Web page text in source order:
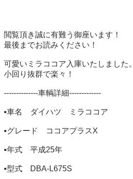
閲覧頂き誠に有難う御座います！
最後までお読みください！
可愛いミラココア入庫いたしました。
小回り抜群で楽々！
--------------車輌詳細-------------
▪️車名　ダイハツ　ミラココア
▪️グレード　ココアプラスX
▪️年式　平成25年
▪️型式　DBA-L675S